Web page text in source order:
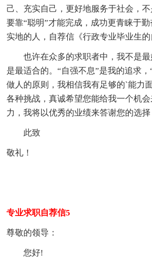
己、充实自己，更好地服务于社会，
要靠“聪明”才能完成，成功更青睐于
实地的人，自荐信《行政专业毕业生的
也许在众多的求职者中，我不是最
是最适合的。“自强不息”是我的追求
做人的原则，我相信我有足够的`能力
各种挑战，真诚希望您能给我一个机
力，我将以优秀的业绩来答谢您的选择
此致
敬礼！
专业求职自荐信5
尊敬的领导：
您好!